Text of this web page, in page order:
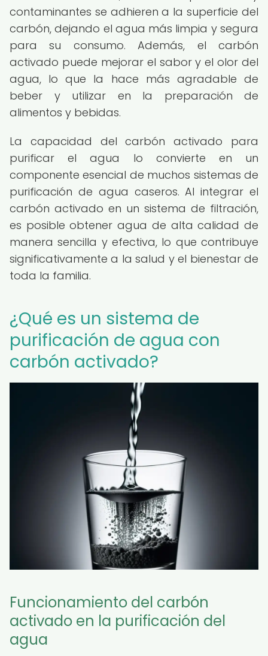
contaminantes se adhieren a la superficie del
carbón, dejando el agua más limpia y segura
para su consumo. Además, el carbón
activado puede mejorar el sabor y el olor del
agua, lo que la hace más agradable de
beber y utilizar en la preparación de
alimentos y bebidas.
La capacidad del carbón activado para
purificar el agua lo convierte en un
componente esencial de muchos sistemas de
purificación de agua caseros. Al integrar el
carbón activado en un sistema de filtración,
es posible obtener agua de alta calidad de
manera sencilla y efectiva, lo que contribuye
significativamente a la salud y el bienestar de
toda la familia.
¿Qué es un sistema de
purificación de agua con
carbón activado?
Funcionamiento del carbón
activado en la purificación del
agua